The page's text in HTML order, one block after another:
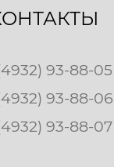
93-88-05
93-88-06
93-88-07